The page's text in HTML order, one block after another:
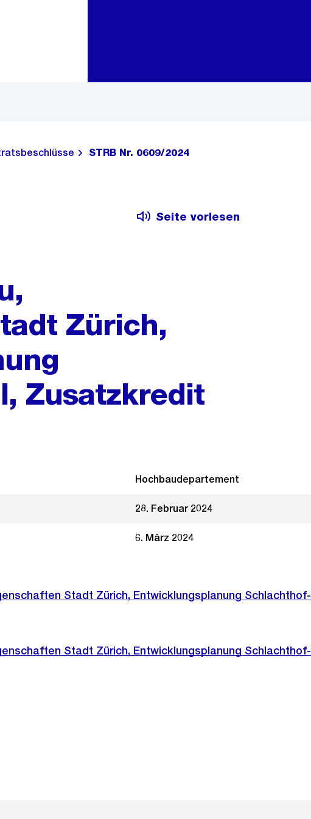
STRB Nr. 0609/2024
Seite vorlesen
Zürich,
Zusatzkredit
Hochbaudepartement
28. Februar 2024
6. März 2024
Stadt Zürich, Entwicklungsplanung Schlachthof-
Stadt Zürich, Entwicklungsplanung Schlachthof-